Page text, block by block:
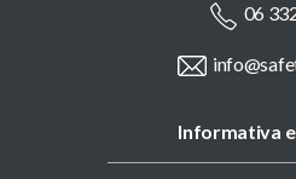
06
Informativa